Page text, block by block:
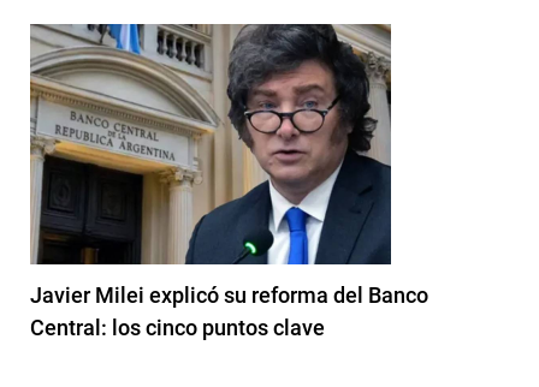
Javier Milei explicó su reforma del Banco
Central: los cinco puntos clave